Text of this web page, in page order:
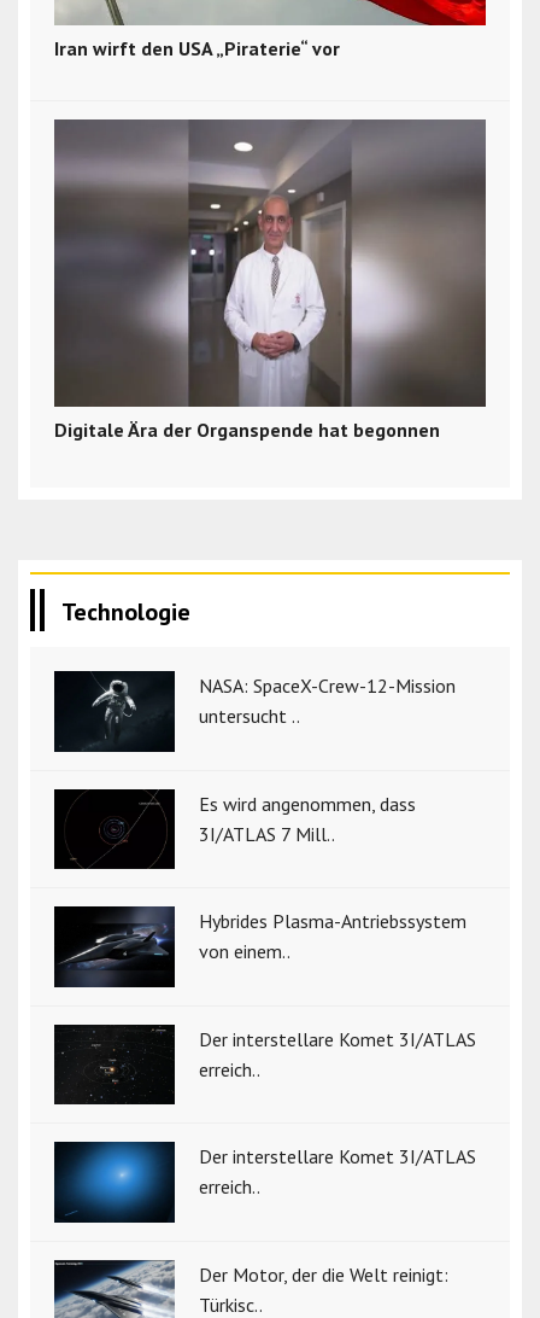
Iran wirft den USA „Piraterie“ vor
Digitale Ära der Organspende hat begonnen
Technologie
NASA: SpaceX-Crew-12-Mission
untersucht ..
Es wird angenommen, dass
3I/ATLAS 7 Mill..
Hybrides Plasma-Antriebssystem
von einem..
Der interstellare Komet 3I/ATLAS
erreich..
Der interstellare Komet 3I/ATLAS
erreich..
Der Motor, der die Welt reinigt:
Türkisc..